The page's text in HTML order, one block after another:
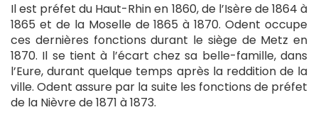
Il est préfet du Haut-Rhin en 1860, de l’Isère de 1864 à
1865 et de la Moselle de 1865 à 1870. Odent occupe
ces dernières fonctions durant le siège de Metz en
1870. Il se tient à l’écart chez sa belle-famille, dans
l’Eure, durant quelque temps après la reddition de la
ville. Odent assure par la suite les fonctions de préfet
de la Nièvre de 1871 à 1873.